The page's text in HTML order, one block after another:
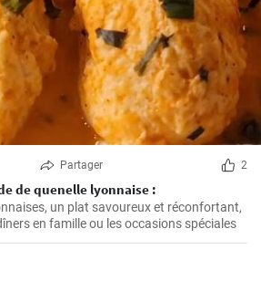
Partager 2
de quenelle lyonnaise :
un plat savoureux et réconfortant,
en famille ou les occasions spéciales